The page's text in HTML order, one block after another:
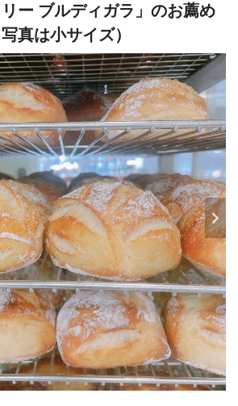
リー ブルディガラ」のお薦め
真は小サイズ）